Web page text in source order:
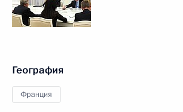
География
Франция